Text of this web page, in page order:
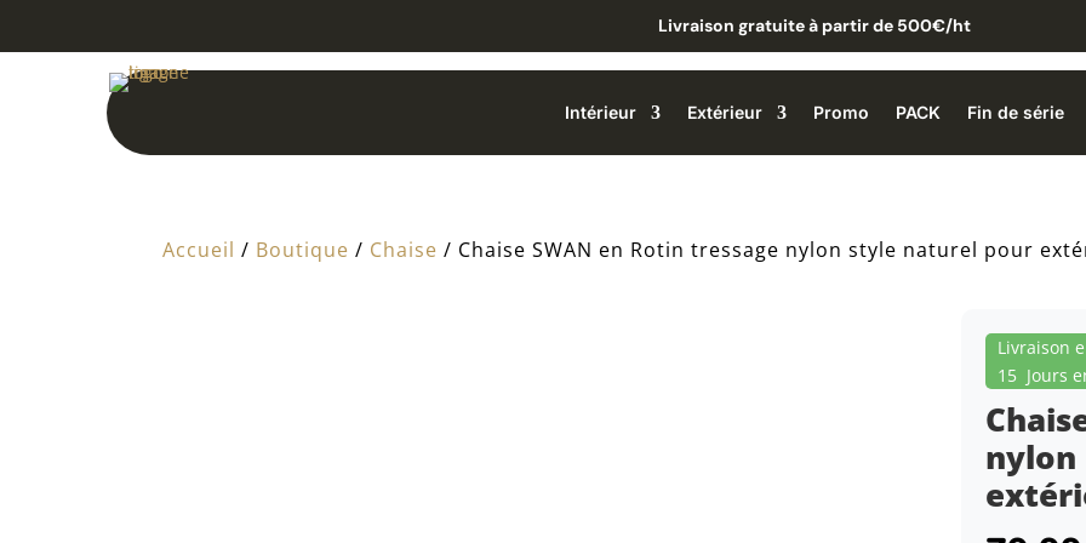
Livraison gratuite à partir de 500€/ht
Intérieur Extérieur Promo PACK Fin de série
Accueil / Boutique / Chaise / Chaise SWAN en Rotin tressage nylon style naturel pour
Livraison
15 Jours